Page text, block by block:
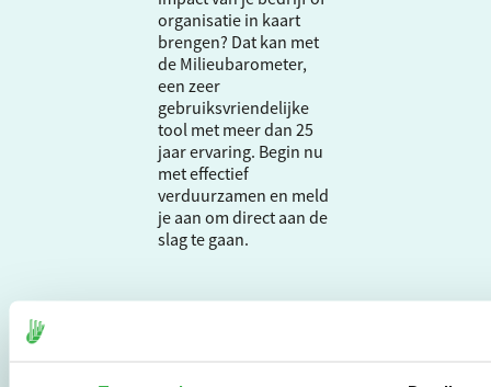
organisatie in kaart
brengen? Dat kan met
de Milieubarometer,
een zeer
gebruiksvriendelijke
tool met meer dan 25
jaar ervaring. Begin nu
met effectief
verduurzamen en meld
je aan om direct aan de
slag te gaan.